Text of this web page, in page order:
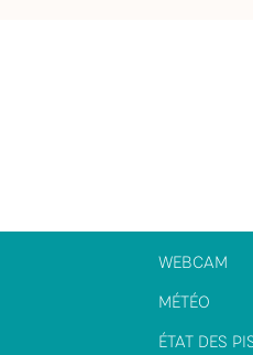
WEBCAM
MÉTÉO
ÉTAT DES